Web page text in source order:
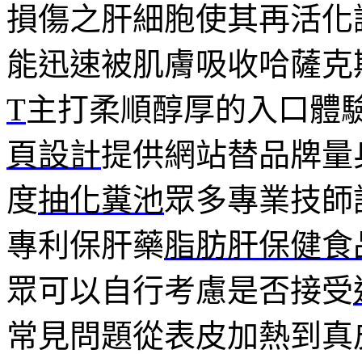
損傷之肝細胞使其再活
能迅速被肌膚吸收哈薩
T主打柔順醇厚的入口體
頁設計提供網站替品牌
度抽化糞池眾多專業技
專利保肝藥脂肪肝保健食
眾可以自行考慮是否接受
常見問題從表皮加熱到